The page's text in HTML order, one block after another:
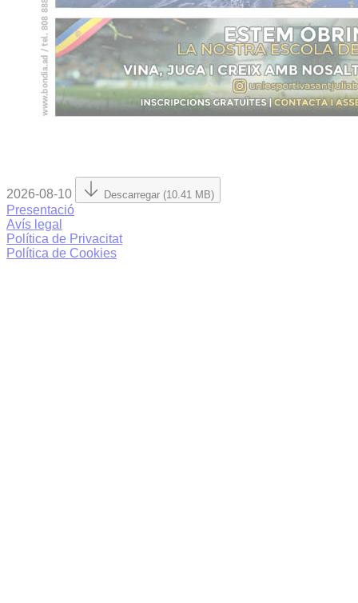
2026-08-10 Descarregar (10.41 MB)
Presentació
Avís legal
Política de Privacitat
Política de Cookies